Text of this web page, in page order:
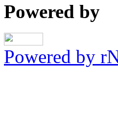
Powered by
Powered by